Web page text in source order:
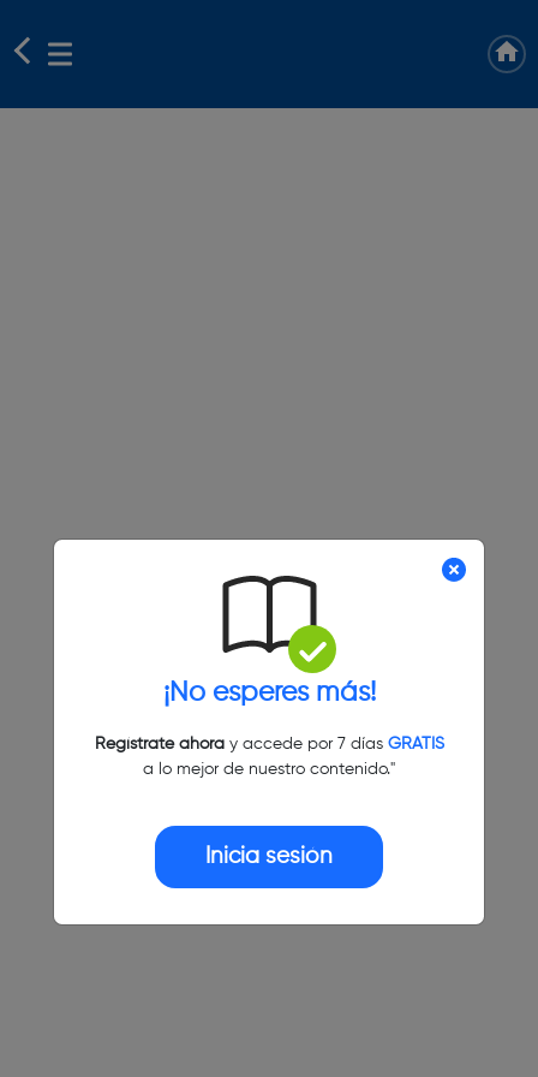
¡No esperes más!
Regístrate ahoray accede por 7 días GRATIS
a lo mejor de nuestro contenido."
Inicia sesión